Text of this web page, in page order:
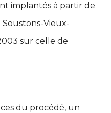
implantés à partir de
Soustons-Vieux-
sur celle de
du procédé, un